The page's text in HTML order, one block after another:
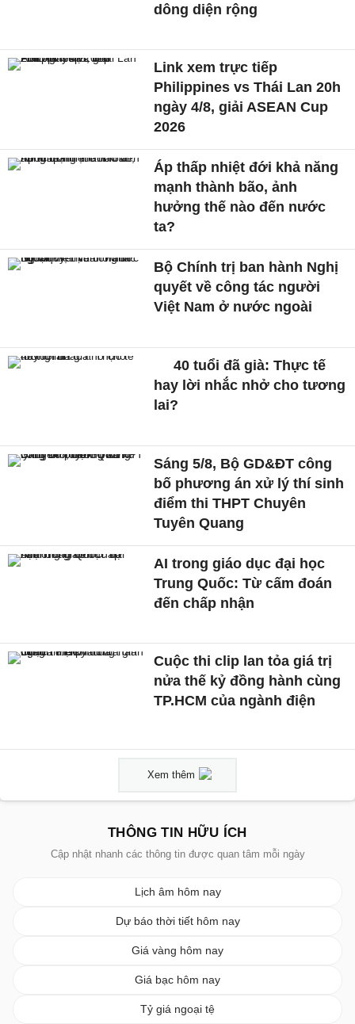
dông diện rộng
Link xem trực tiếp
Philippines vs Thái Lan 20h
ngày 4/8, giải ASEAN Cup
2026
Áp thấp nhiệt đới khả năng
mạnh thành bão, ảnh
hưởng thế nào đến nước
ta?
Bộ Chính trị ban hành Nghị
quyết về công tác người
Việt Nam ở nước ngoài
40 tuổi đã già: Thực tế
hay lời nhắc nhở cho tương
lai?
Sáng 5/8, Bộ GD&ĐT công
bố phương án xử lý thí sinh
điểm thi THPT Chuyên
Tuyên Quang
AI trong giáo dục đại học
Trung Quốc: Từ cấm đoán
đến chấp nhận
Cuộc thi clip lan tỏa giá trị
nửa thế kỷ đồng hành cùng
TP.HCM của ngành điện
Xem thêm
THÔNG TIN HỮU ÍCH
Cập nhật nhanh các thông tin được quan tâm mỗi ngày
Lịch âm hôm nay
Dự báo thời tiết hôm nay
Giá vàng hôm nay
Giá bạc hôm nay
Tỷ giá ngoại tệ